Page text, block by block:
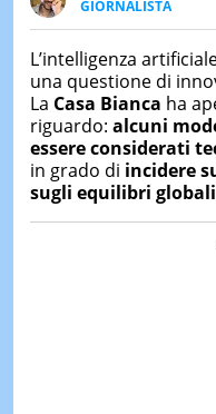
GIORNALISTA
Ph(D) in Diritto
particolare sulla
Latina e Spagna.
è presidente
Biblioteca del
L’intelligenza
una questione di
La Casa Bianca ha
riguardo: alcuni
essere considerati
in grado di incidere
sugli equilibri globali